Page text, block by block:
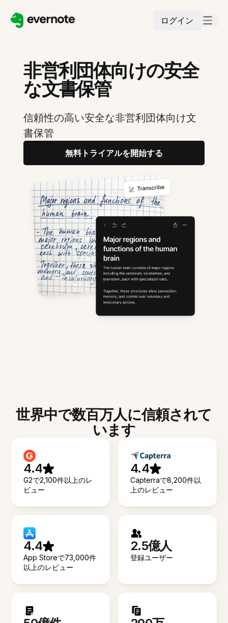
ログイン
非営利団体向けの安全
な文書保管
信頼性の高い安全な非営利団体向け文
書保管
無料トライアルを開始する
世界中で数百万人に信頼されて
います
4.4
G2で2,100件以上のレ
ビュー
4.4
Capterraで8,200件以
上のレビュー
4.4
App Storeで73,000件
以上のレビュー
2.5億人
登録ユーザー